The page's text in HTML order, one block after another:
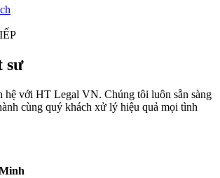
sư
hệ với HT Legal VN. Chúng tôi luôn sẵn sàng
cùng quý khách xử lý hiệu quả mọi tình